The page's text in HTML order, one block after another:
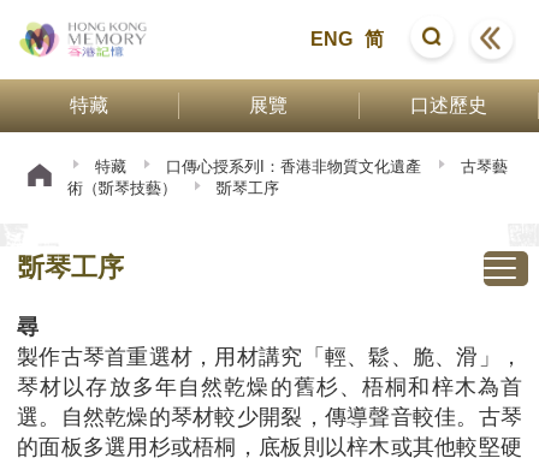
ENG 简
特藏 展覽 口述歷史
特藏 口傳心授系列I：香港非物質文化遺產
古琴藝
術（斲琴技藝）
斲琴工序
斲琴工序
尋
製作古琴首重選材，用材講究「輕、鬆、脆、滑」，
琴材以存放多年自然乾燥的舊杉、梧桐和梓木為首
選。自然乾燥的琴材較少開裂，傳導聲音較佳。古琴
的面板多選用杉或梧桐，底板則以梓木或其他較堅硬